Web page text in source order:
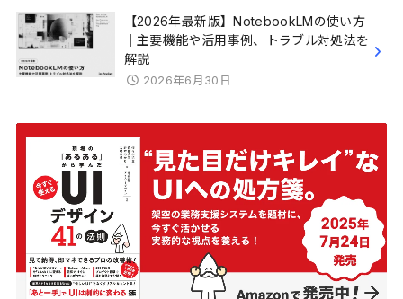
【2026年最新版】NotebookLMの使い方
｜主要機能や活用事例、トラブル対処法を
解説
2026年6月30日